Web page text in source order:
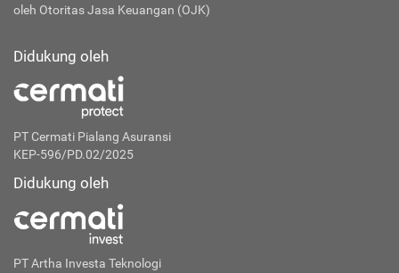
oleh Otoritas Jasa Keuangan (OJK)
Didukung oleh
PT Cermati Pialang Asuransi
KEP-596/PD.02/2025
Didukung oleh
PT Artha Investa Teknologi